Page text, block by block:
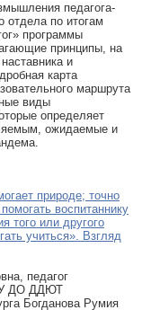
педагога-
отдела по итогам
программы
принципы, на
и
карта
маршрута
виды
определяет
ожидаемые и
природе; точно
воспитаннику
того или другого
учиться». Взгляд
педагог
ДО ДДЮТ
Богданова Румия